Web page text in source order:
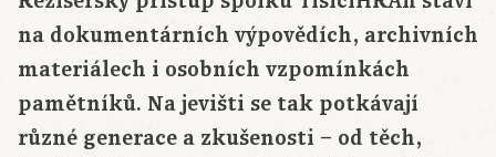
na dokumentárních výpovědích, archivních
materiálech i osobních vzpomínkách
pamětníků. Na jevišti se tak potkávají
různé generace a zkušenosti – od těch,